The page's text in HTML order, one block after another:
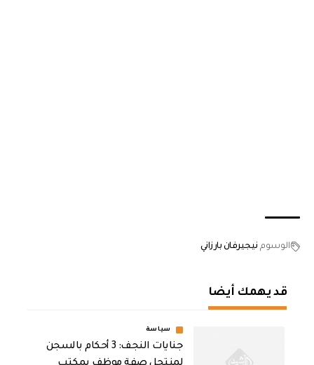
الوسوم نيجيرفان بارزاني
قد يهمك أيضا
سياسة
جنايات النجف: 3 أحكام بالسجن